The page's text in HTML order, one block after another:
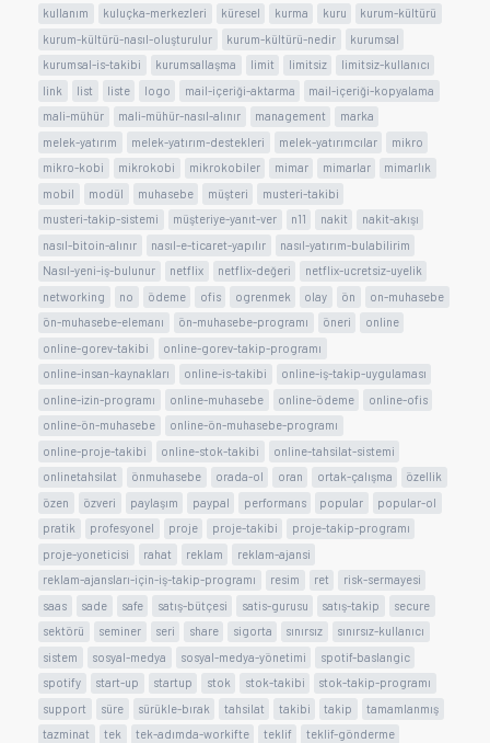
kullanım
kuluçka-merkezleri küresel kurma kuru
kurum-kültürü
kurum-kültürü-nasıl-oluşturulur
kurum-kültürü-nedir
kurumsal
kurumsal-is-takibi
kurumsallaşma limit limitsiz
limitsiz-kullanıcı
link
list liste logo mail-içeriği-aktarma
mail-içeriği-kopyalama
mali-mühür
mali-mühür-nasıl-alınır management
marka
melek-yatırım
melek-yatırım-destekleri melek-yatırımcılar
mikro
mikro-kobi
mikrokobi mikrokobiler mimar mimarlar
mimarlık
mobil
modül muhasebe müşteri
musteri-takibi
musteri-takip-sistemi
müşteriye-yanıt-ver n11 nakit
nakit-akışı
nasıl-bitoin-alınır
nasıl-e-ticaret-yapılır
nasıl-yatırım-bulabilirim
Nasıl-yeni-iş-bulunur
netflix netflix-değeri
netflix-ucretsiz-uyelik
networking
no ödeme ofis ogrenmek olay ön
on-muhasebe
ön-muhasebe-elemanı
ön-muhasebe-programı öneri
online
online-gorev-takibi
online-gorev-takip-programı
online-insan-kaynakları
online-is-takibi
online-iş-takip-uygulaması
online-izin-programı
online-muhasebe online-ödeme
online-ofis
online-ön-muhasebe
online-ön-muhasebe-programı
online-proje-takibi
online-stok-takibi
online-tahsilat-sistemi
onlinetahsilat
önmuhasebe orada-ol oran ortak-çalışma
özellik
özen
özveri paylaşım paypal performans popular
popular-ol
pratik
profesyonel proje proje-takibi
proje-takip-programı
proje-yoneticisi
rahat reklam
reklam-ajansi
reklam-ajansları-için-iş-takip-programı
resim ret
risk-sermayesi
saas
sade safe satış-bütçesi satis-gurusu satış-takip
secure
sektörü
seminer seri share sigorta sınırsız
sınırsız-kullanıcı
sistem
sosyal-medya sosyal-medya-yönetimi
spotif-baslangic
spotify
start-up startup stok stok-takibi
stok-takip-programı
support
süre sürükle-bırak tahsilat takibi takip
tamamlanmış
tazminat
tek tek-adımda-workifte teklif
teklif-gönderme